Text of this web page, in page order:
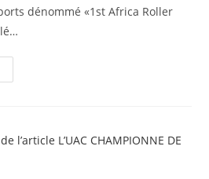
dénommé «1st Africa Roller